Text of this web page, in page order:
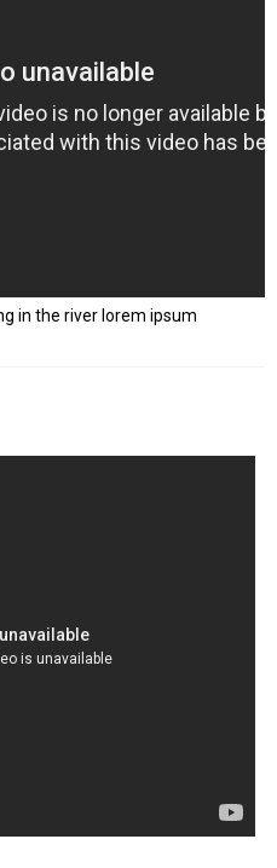
in the river lorem ipsum